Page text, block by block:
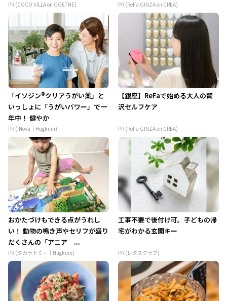
PR (COCO VILLA on GOETHE) PR (ReFa GINZA on CREA)
「イソジン®クリアうがい薬」と
いっしょに「うがいパワー」で一
年中！ 健やか
PR (iNova｜Hugkum)
【銀座】ReFaで始める大人の贅
沢セルフケア
PR (ReFa GINZA on CREA)
おかたづけもできる点がうれし
い！ 動物の鳴き声やセリフが盛り
だくさんの「アニア ...
PR (タカラトミー｜Hugkum)
工事不要で後付け可。子どもの帰
宅がわかる玄関キー
PR (レタスクラブ)